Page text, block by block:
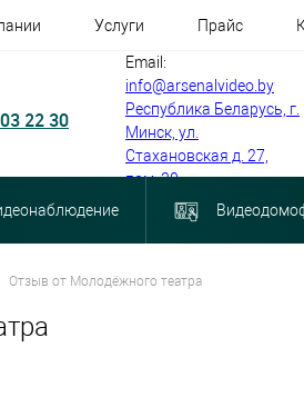
Услуги Прайс
22 30
Email:
info@arsenalvideo.by
Республика Беларусь, г.
Минск, ул.
Стахановская д. 27,
пом. 30
Отзыв от Молодёжного театра